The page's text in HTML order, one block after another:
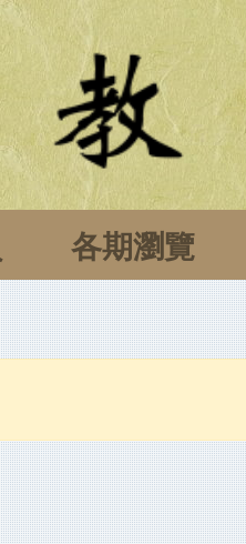
各期瀏覽